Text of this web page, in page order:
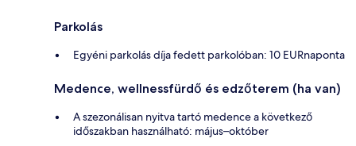
Parkolás
Egyéni parkolás díja fedett parkolóban: 10 EURnaponta
Medence, wellnessfürdő és edzőterem (ha van)
A szezonálisan nyitva tartó medence a következő
időszakban használható: május–október